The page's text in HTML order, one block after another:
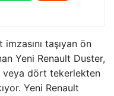
taşıyan ön
Yeni Renault Duster,
veya dört tekerlekten
Yeni Renault